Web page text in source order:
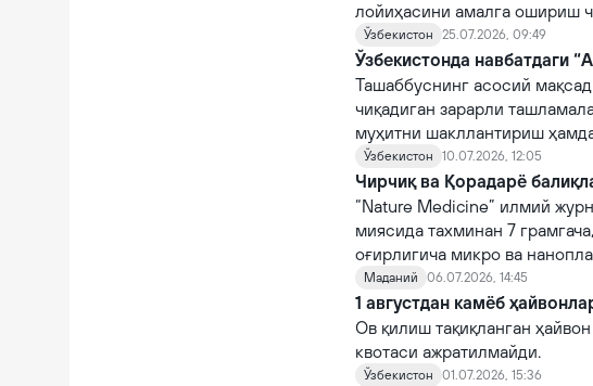
лойиҳасини амалга ошириш
асосида ташкил этилмоқда.
«Автомобилсиз кун» ҳамда
келинмоқда.
Ўзбекистон 25.07.2026, 09:49
Ўзбекистонда навбатдаги
Ташаббуснинг асосий
чиқадиган зарарли
муҳитни шакллантириш
транспорт воситаларидан
оммалаштиришдан иборат.
Ўзбекистон 10.07.2026, 12:05
Чирчиқ ва Қорадарё
“Nature Medicine” илмий
миясида тахминан 7
оғирлигича микро ва
Маданий 06.07.2026, 14:45
1 августдан камёб
Ов қилиш тақиқланган
квотаси ажратилмайди.
Ўзбекистон 01.07.2026, 15:36